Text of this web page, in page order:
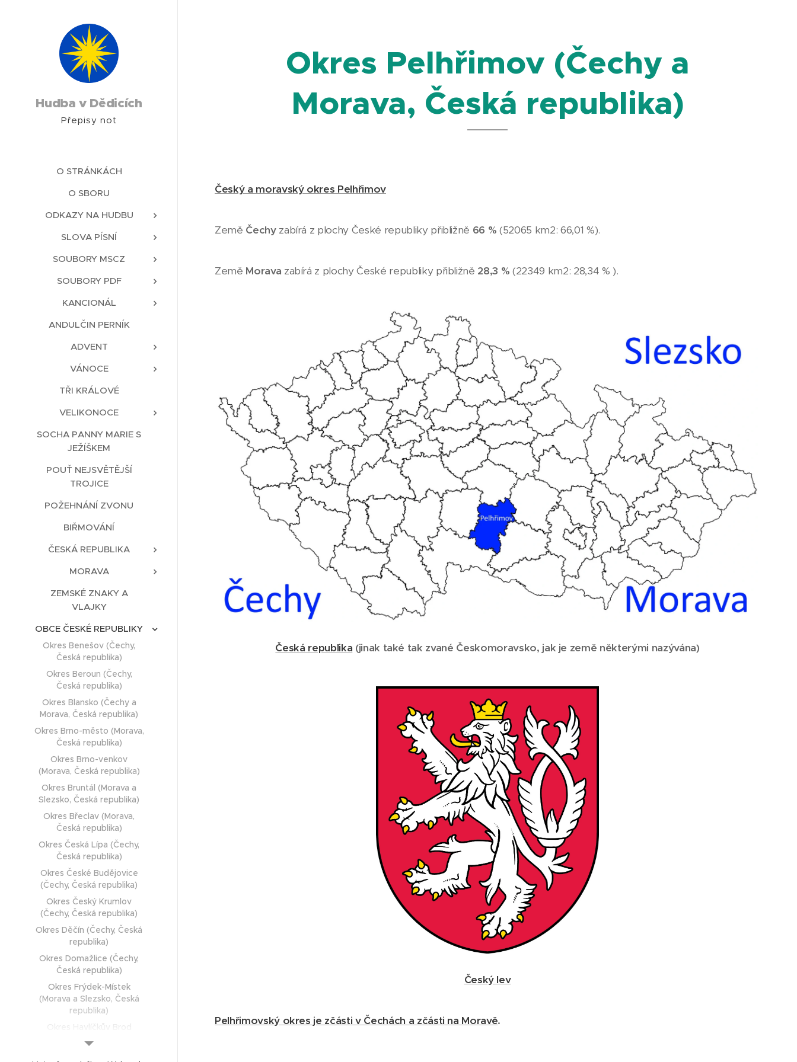
Hudba v Dědicích
Přepisy not
O STRÁNKÁCH
O SBORU
ODKAZY NA HUDBU
SLOVA PÍSNÍ
SOUBORY MSCZ
SOUBORY PDF
KANCIONÁL
ANDULČIN PERNÍK
ADVENT
VÁNOCE
TŘI KRÁLOVÉ
VELIKONOCE
SOCHA PANNY MARIE S
JEŽÍŠKEM
POUŤ NEJSVĚTĚJŠÍ
TROJICE
POŽEHNÁNÍ ZVONU
BIŘMOVÁNÍ
ČESKÁ REPUBLIKA
MORAVA
ZEMSKÉ ZNAKY A
VLAJKY
OBCE ČESKÉ REPUBLIKY
Okres Benešov (Čechy,
Česká republika)
Okres Beroun (Čechy,
Česká republika)
Okres Blansko (Čechy a
Morava, Česká republika)
Okres Brno-město (Morava,
Česká republika)
Okres Brno-venkov
(Morava, Česká republika)
Okres Bruntál (Morava a
Slezsko, Česká republika)
Okres Břeclav (Morava,
Česká republika)
Okres Česká Lípa (Čechy,
Česká republika)
Okres České Budějovice
(Čechy, Česká republika)
Okres Český Krumlov
(Čechy, Česká republika)
Okres Děčín (Čechy, Česká
republika)
Okres Domažlice (Čechy,
Česká republika)
Okres Frýdek-Místek
(Morava a Slezsko, Česká
republika)
Okres Pelhřimov (Čechy a
Morava, Česká republika)
Český a moravský okres Pelhřimov
Země Čechyzabírá z plochy České republiky přibližně 66 % (52065 km2: 66,01 %).
Země Morava zabírá z plochy České republiky přibližně 28,3 % (22349 km2: 28,34 % ).
Česká republika (jinak také tak zvané Českomoravsko, jak je země některými nazývána)
Český lev
Pelhřimovský okres je zčásti v Čechách a zčásti na Moravě.